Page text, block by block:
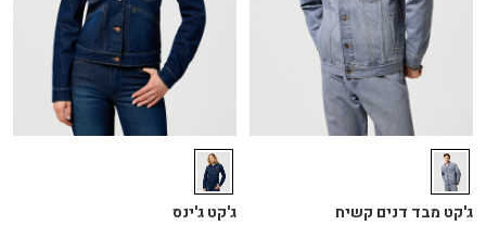
ג'קט מבד דנים קשיח ג'קט ג'ינס